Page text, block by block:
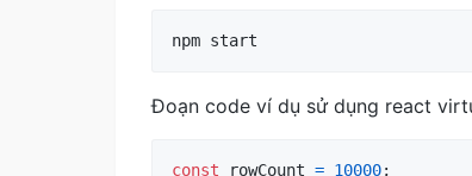
Đoạn code ví dụ sử dụng react
const rowCount = 10000;